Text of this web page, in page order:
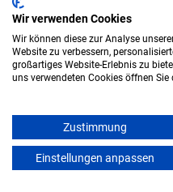
In Kooperation mit IU
(Internationale
bundesweit
Wir verwenden Cookies
Wir können diese zur Analyse
Website zu verbessern,
großartiges Website-Erlebnis zu
uns verwendeten Cookies öffnen Sie
Zustimmung
Einstellungen anpassen